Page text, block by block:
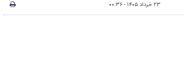
۲۳ خرداد ۱۴۰۵ - ۰۰:۳۶